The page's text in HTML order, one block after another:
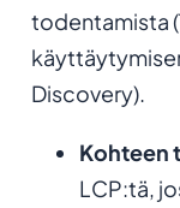
todentamista
Discovery).
Kohteen
LCP:tä,